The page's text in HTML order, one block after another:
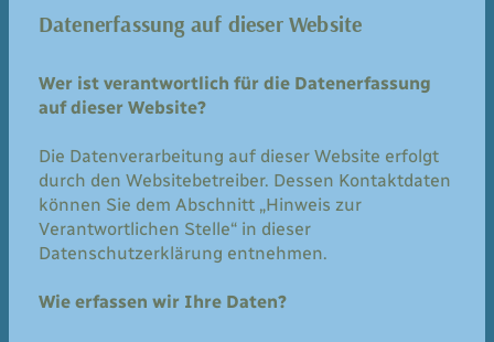
Datenerfassung auf dieser Website
Wer ist verantwortlich für die Datenerfassung
auf dieser Website?
Die Datenverarbeitung auf dieser Website erfolgt
durch den Websitebetreiber. Dessen Kontaktdaten
können Sie dem Abschnitt „Hinweis zur
Verantwortlichen Stelle“ in dieser
Datenschutzerklärung entnehmen.
Wie erfassen wir Ihre Daten?